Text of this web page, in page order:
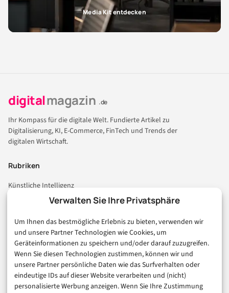
Verwalten Sie Ihre Privatsphäre
Um Ihnen das bestmögliche Erlebnis zu bieten, verwenden wir
und unsere Partner Technologien wie Cookies, um
Geräteinformationen zu speichern und/oder darauf zuzugreifen.
Wenn Sie diesen Technologien zustimmen, können wir und
unsere Partner persönliche Daten wie das Surfverhalten oder
eindeutige IDs auf dieser Website verarbeiten und (nicht)
personalisierte Werbung anzeigen. Wenn Sie Ihre Zustimmung
Media Kit entdecken
digitalmagazin .de
Ihr Kompass für die digitale Welt. Fundierte Artikel zu
Digitalisierung, KI, E-Commerce, FinTech und Trends der
digitalen Wirtschaft.
Rubriken
Künstliche Intelligenz
Technologie & IT
Consumer & Digital Life
Marketing
Finanzen & FinTech
Business & Karriere
Sicherheit & Recht